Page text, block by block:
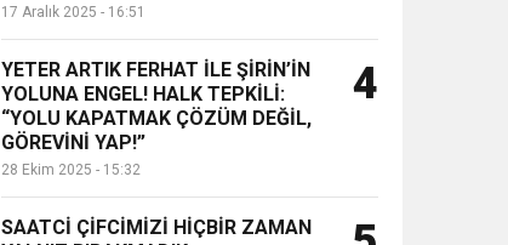
17 Aralık 2025 - 16:51
YETER ARTIK FERHAT İLE ŞİRİN’İN
YOLUNA ENGEL! HALK TEPKİLİ:
“YOLU KAPATMAK ÇÖZÜM DEĞİL,
GÖREVİNİ YAP!”
28 Ekim 2025 - 15:32
4
SAATCİ ÇİFCİMİZİ HİÇBİR ZAMAN